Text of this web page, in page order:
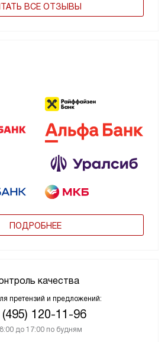
ВСЕ ОТЗЫВЫ
ПОДРОБНЕЕ
качества
претензий и предложений:
120-11-96
до 17:00 по будням